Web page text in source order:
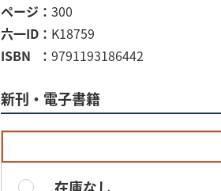
ページ
300
六一ID
K18759
ISBN
9791193186442
新刊・電子書籍